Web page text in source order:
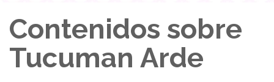
Contenidos sobre
Tucuman Arde